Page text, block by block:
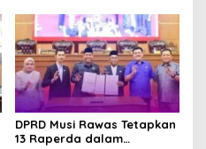
Indonesia
DPRD Musi Rawas Tetapkan
13 Raperda dalam